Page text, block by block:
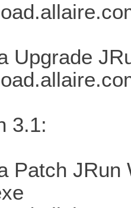
Upgrade
3.1:
Patch JRun